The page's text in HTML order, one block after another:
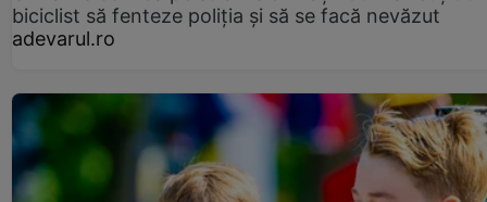
biciclist să fenteze poliția și să se facă nevăzut
adevarul.ro